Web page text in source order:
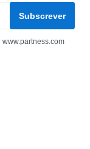
Subscrever